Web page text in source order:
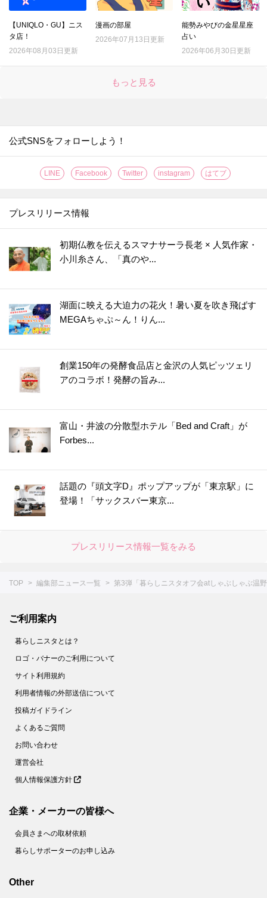
【UNIQLO・GU】ニス
タ店！
2026年08月03日更新
漫画の部屋
2026年07月13日更新
能勢みやびの金星星座
占い
2026年06月30日更新
もっと見る
公式SNSをフォローしよう！
LINE Facebook Twitter instagram はてブ
プレスリリース情報
初期仏教を伝えるスマナサーラ長老 × 人気作家・
小川糸さん、「真のや...
湖面に映える大迫力の花火！暑い夏を吹き飛ばす
MEGAちゃぷ～ん！りん...
創業150年の発酵食品店と金沢の人気ピッツェリ
アのコラボ！発酵の旨み...
富山・井波の分散型ホテル「Bed and Craft」が
Forbes...
話題の『頭文字D』ポップアップが「東京駅」に
登場！「サックスバー東京...
プレスリリース情報一覧をみる
TOP 編集部ニュース一覧 第3弾「暮らしニスタオフ会atしゃぶしゃぶ温
ご利用案内
暮らしニスタとは？
ロゴ・バナーのご利用について
サイト利用規約
利用者情報の外部送信について
投稿ガイドライン
よくあるご質問
お問い合わせ
運営会社
個人情報保護方針
企業・メーカーの皆様へ
会員さまへの取材依頼
暮らしサポーターのお申し込み
Other